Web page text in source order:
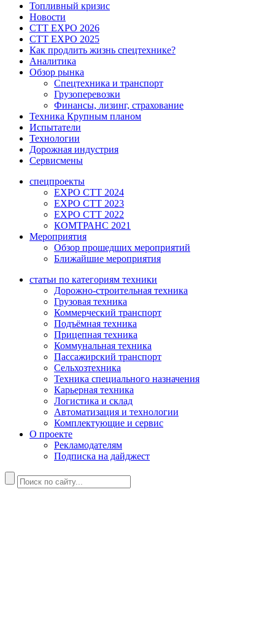
Топливный кризис
Новости
CTT EXPO 2026
CTT EXPO 2025
Как продлить жизнь спецтехнике?
Аналитика
Обзор рынка
Спецтехника и транспорт
Грузоперевозки
Финансы, лизинг, страхование
Техника Крупным планом
Испытатели
Технологии
Дорожная индустрия
Сервисмены
спецпроекты
EXPO CTT 2024
EXPO CTT 2023
EXPO CTT 2022
КОМТРАНС 2021
Мероприятия
Обзор прошедших мероприятий
Ближайшие мероприятия
статьи по категориям техники
Дорожно-строительная техника
Грузовая техника
Коммерческий транспорт
Подъёмная техника
Прицепная техника
Коммунальная техника
Пассажирский транспорт
Сельхозтехника
Техника специального назначения
Карьерная техника
Логистика и склад
Автоматизация и технологии
Комплектующие и сервис
О проекте
Рекламодателям
Подписка на дайджест